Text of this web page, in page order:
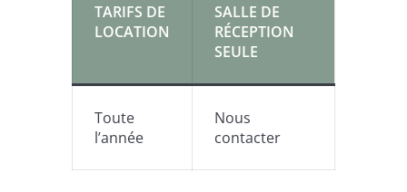
TARIFS DE
LOCATION
SALLE DE
RÉCEPTION
SEULE
Toute
l’année
Nous
contacter